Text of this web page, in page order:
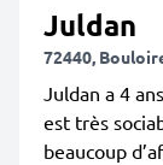
Juldan
72440,
Juldan a 4
est très
beaucoup